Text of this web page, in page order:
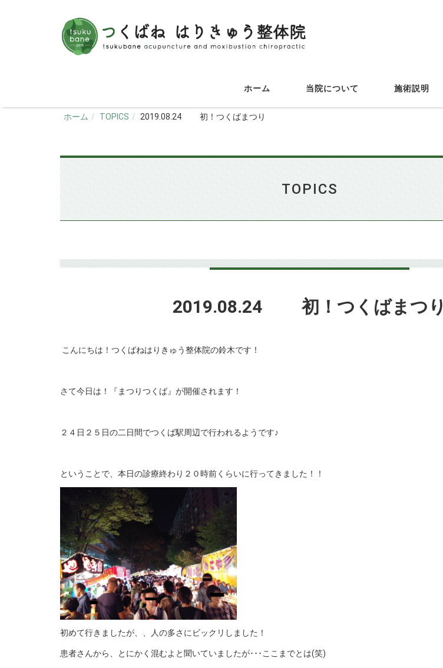
ホーム
当院について 施術説明
ホーム TOPICS 2019.08.24 初！つくばまつり
TOPICS
2019.08.24 初！つくばまつり
こんにちは！つくばねはりきゅう整体院の鈴木です！
さて今日は！『まつりつくば』が開催されます！
２４日２５日の二日間でつくば駅周辺で行われるようです♪
ということで、本日の診療終わり２０時前くらいに行ってきました！！
初めて行きましたが、、人の多さにビックリしました！
患者さんから、とにかく混むよと聞いていましたが･･･ここまでとは(笑)